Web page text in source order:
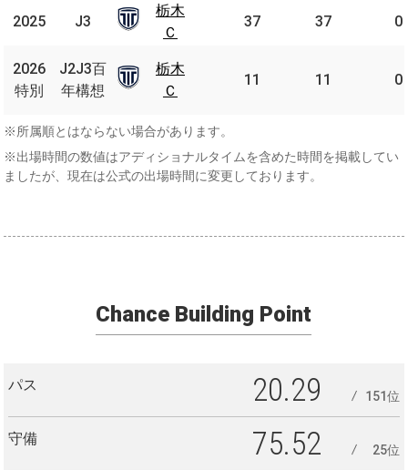
2025
栃木
Ｃ
37 37 0
2026
特別
百年
構想
栃木
Ｃ
11 11 0
2025 J3
栃木
Ｃ
2026
特別
J2J3百
年構想
栃木
Ｃ
※所属順とはならない場合があります。
※出場時間の数値はアディショナルタイムを含めた時間を掲載してい
ましたが、現在は公式の出場時間に変更しております。
Chance Building Point
パス 20.29 151位
守備 75.52 25位